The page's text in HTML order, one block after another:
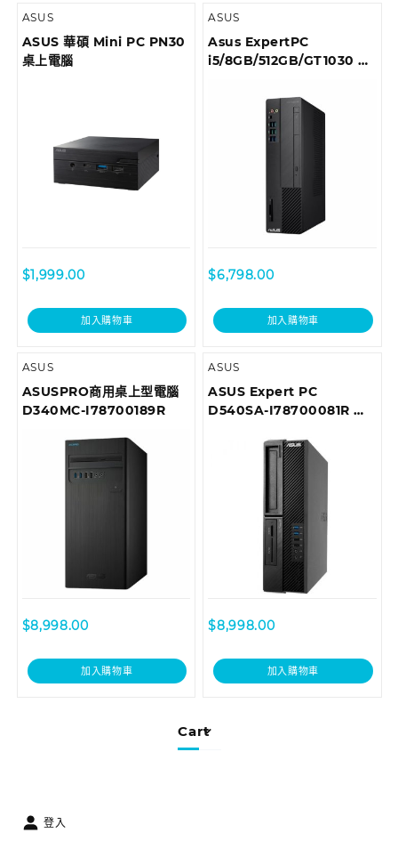
Cart
ASUS
ASUS 華碩 Mini PC PN30
桌上電腦
$1,999.00
加入購物車
ASUS
Asus ExpertPC
i5/8GB/512GB/GT1030 商
I59400003T
$6,798.00
加入購物車
ASUS
ASUSPRO商用桌上型電腦
D340MC-I78700189R
$8,998.00
加入購物車
ASUS
ASUS Expert PC
D540SA-I78700081R 商
$8,998.00
加入購物車
登入